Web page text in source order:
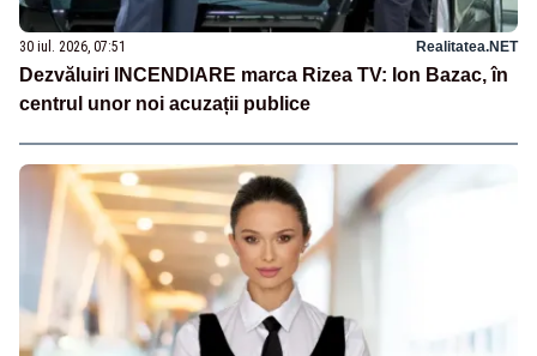
30 iul. 2026, 07:51 Realitatea.NET
Dezvăluiri INCENDIARE marca Rizea TV: Ion Bazac, în
centrul unor noi acuzații publice